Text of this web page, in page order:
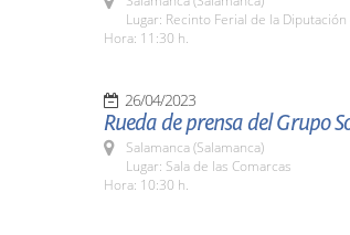
Lugar: Recinto Ferial de la
Hora: 11:30 h.
26/04/2023
Rueda de prensa del Grupo
Salamanca (Salamanca)
Lugar: Sala de las Comarcas
Hora: 10:30 h.